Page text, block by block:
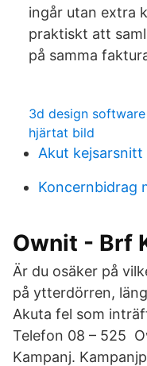
ingår utan extra
praktiskt att
på samma
3d design software
hjärtat bild
Akut kejsarsnitt
Koncernbidrag
Ownit - Brf
Är du osäker på
på ytterdörren,
Akuta fel som
Telefon 08 – 525
Kampanj.